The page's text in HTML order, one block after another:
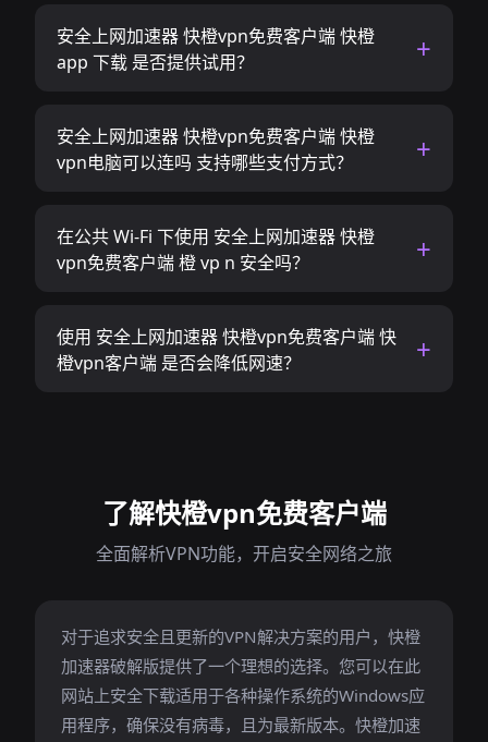
安全上网加速器 快橙vpn免费客户端 快橙
app 下载 是否提供试用？
安全上网加速器 快橙vpn免费客户端 快橙
vpn电脑可以连吗 支持哪些支付方式？
在公共 Wi-Fi 下使用 安全上网加速器 快橙
vpn免费客户端 橙 vp n 安全吗？
使用 安全上网加速器 快橙vpn免费客户端 快
橙vpn客户端 是否会降低网速？
了解快橙vpn免费客户端
全面解析VPN功能，开启安全网络之旅
对于追求安全且更新的VPN解决方案的用户，快橙
加速器破解版提供了一个理想的选择。您可以在此
网站上安全下载适用于各种操作系统的Windows应
用程序，确保没有病毒，且为最新版本。快橙加速